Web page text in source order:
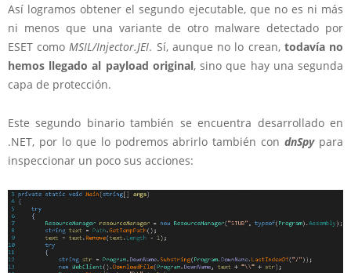
Así logramos obtener el segundo ejecutable, que no es ni más
ni menos que una variante de otro malware detectado por
ESET como MSIL/Injector.JEI. Sí, aunque no lo crean,todavía no
hemos llegado al payload original, sino que hay una segunda
capa de protección.
Este segundo binario también se encuentra desarrollado en
.NET, por lo que lo podremos abrirlo también condnSpypara
inspeccionar un poco sus acciones: